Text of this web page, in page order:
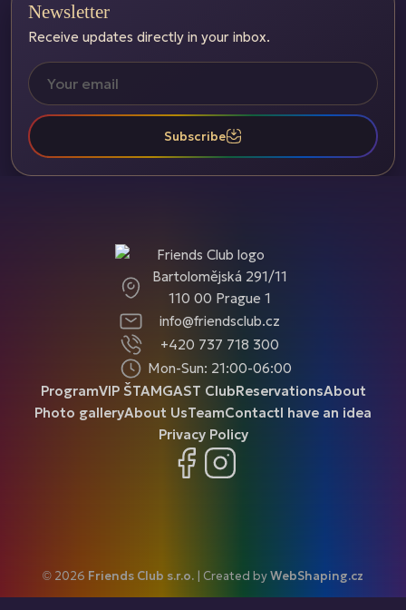
Newsletter
Receive updates directly in your inbox.
Subscribe
Bartolomějská 291/11
110 00 Prague 1
info@friendsclub.cz
+420 737 718 300
Mon-Sun: 21:00-06:00
ProgramVIP ŠTAMGAST ClubReservationsAbout
Photo galleryAbout UsTeamContactI have an idea
Privacy Policy
Facebook
© 2026 Friends Club s.r.o. | Created byWebShaping.cz